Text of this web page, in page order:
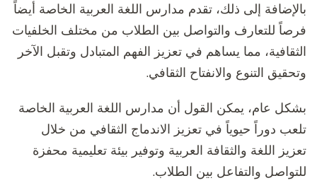
بالإضافة إلى ذلك، تقدم مدارس اللغة العربية الخاصة أيضاً
فرصاً للتعارف والتواصل بين الطلاب من مختلف الخلفيات
الثقافية، مما يساهم في تعزيز الفهم المتبادل وتقبل الآخر
وتحقيق التنوع والانفتاح الثقافي.
بشكل عام، يمكن القول أن مدارس اللغة العربية الخاصة
تلعب دوراً حيوياً في تعزيز الاندماج الثقافي من خلال
تعزيز اللغة والثقافة العربية وتوفير بيئة تعليمية محفزة
للتواصل والتفاعل بين الطلاب.